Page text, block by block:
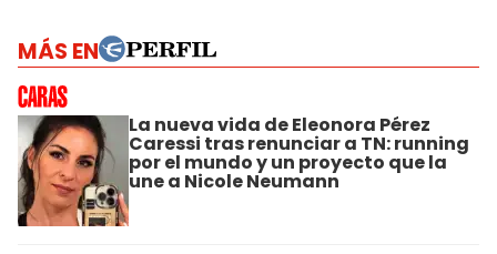
MÁS EN
La nueva vida de Eleonora Pérez
Caressi tras renunciar a TN: running
por el mundo y un proyecto que la
une a Nicole Neumann